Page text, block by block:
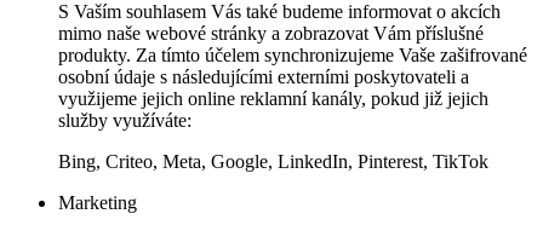
S Vaším souhlasem Vás také budeme informovat o akcích
mimo naše webové stránky a zobrazovat Vám příslušné
produkty. Za tímto účelem synchronizujeme Vaše zašifrované
osobní údaje s následujícími externími poskytovateli a
využijeme jejich online reklamní kanály, pokud již jejich
služby využíváte:
Bing, Criteo, Meta, Google, LinkedIn, Pinterest, TikTok
Marketing